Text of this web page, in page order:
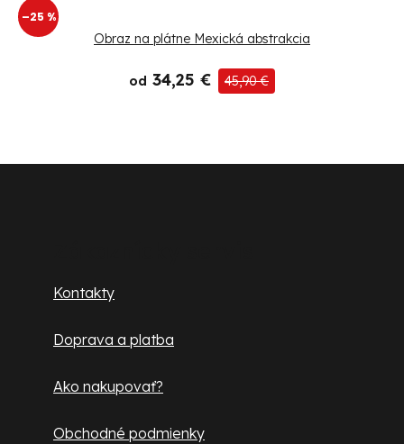
–25 %
Obraz na plátne Mexická abstrakcia
od 34,25 € 45,90 €
Kontakty
Doprava a platba
Ako nakupovať?
Obchodné podmienky